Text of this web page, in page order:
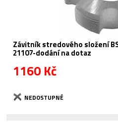
Závitník stredového složení
21107-dodání na dotaz
1160 Kč
NEDOSTUPNÉ